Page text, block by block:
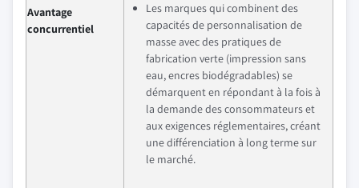
Avantage
concurrentiel
Les marques qui combinent des
capacités de personnalisation de
masse avec des pratiques de
fabrication verte (impression sans
eau, encres biodégradables) se
démarquent en répondant à la fois à
la demande des consommateurs et
aux exigences réglementaires, créant
une différenciation à long terme sur
le marché.